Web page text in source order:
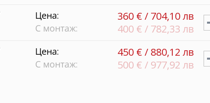
Цена: 360 € / 704,10 лв
С монтаж: 400 € / 782,33 лв
Цена: 450 € / 880,12 лв
С монтаж: 500 € / 977,92 лв